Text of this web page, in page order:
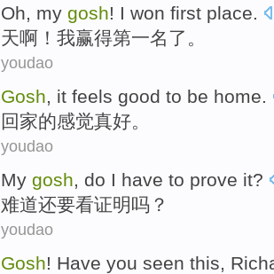
Oh, my gosh! I won first place.
天啊 ！ 我赢得第一名了。
youdao
Gosh, it feels good to be home.
回家的感觉真好。
youdao
My gosh, do I have to prove it?
难道还要看证明吗？
youdao
Gosh! Have you seen this